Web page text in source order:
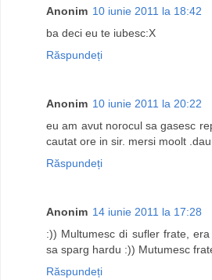
Anonim 10 iunie 2011 la 18:42
ba deci eu te iubesc:X
Răspundeți
Anonim 10 iunie 2011 la 20:22
eu am avut norocul sa gasesc
cautat ore in sir. mersi moolt
Răspundeți
Anonim 14 iunie 2011 la 17:28
:)) Multumesc di sufler frate,
sa sparg hardu :)) Mutumesc
Răspundeți